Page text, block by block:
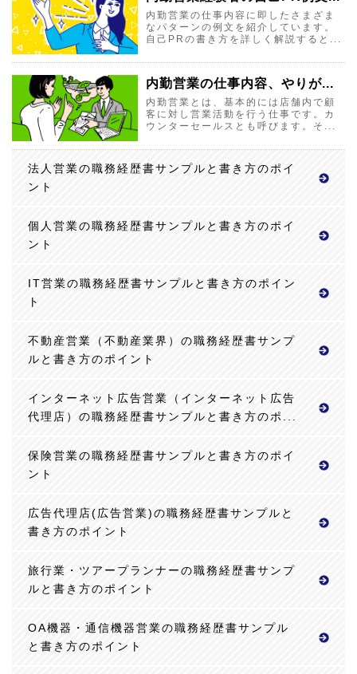
内勤営業の仕事内容に即したさまざま
なパターンの例文を紹介しています。
自己PRの書き方を詳しく解説すると...
内勤営業の仕事内容、やりが...
内勤営業とは、基本的には店舗内で顧
客に対し営業活動を行う仕事です。カ
ウンターセールスとも呼びます。そ...
法人営業の職務経歴書サンプルと書き方のポイ
ント
個人営業の職務経歴書サンプルと書き方のポイ
ント
IT営業の職務経歴書サンプルと書き方のポイン
ト
不動産営業（不動産業界）の職務経歴書サンプ
ルと書き方のポイント
インターネット広告営業（インターネット広告
代理店）の職務経歴書サンプルと書き方のポ...
保険営業の職務経歴書サンプルと書き方のポイ
ント
広告代理店(広告営業)の職務経歴書サンプルと
書き方のポイント
旅行業・ツアープランナーの職務経歴書サンプ
ルと書き方のポイント
OA機器・通信機器営業の職務経歴書サンプル
と書き方のポイント